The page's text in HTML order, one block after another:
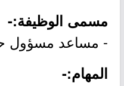
مسمى الوظيفة:-
- مساعد مسؤول
المهام:-